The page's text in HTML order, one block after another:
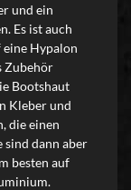
und ein
Es ist auch
eine Hypalon
Zubehör
Bootshaut
Kleber und
die einen
sind dann aber
besten auf